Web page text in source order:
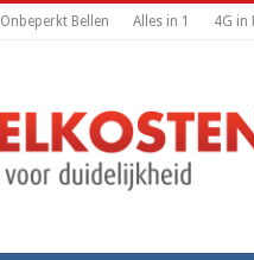
Onbeperkt Bellen Alles in 1 4G in